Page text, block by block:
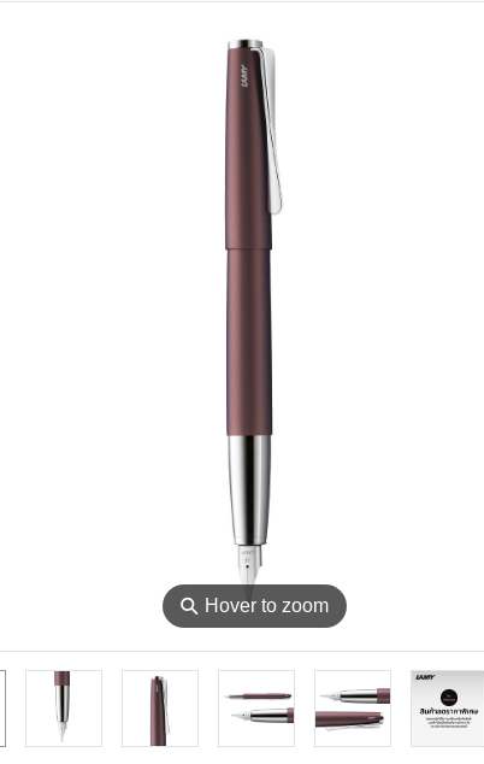
⚲ Hover to zoom